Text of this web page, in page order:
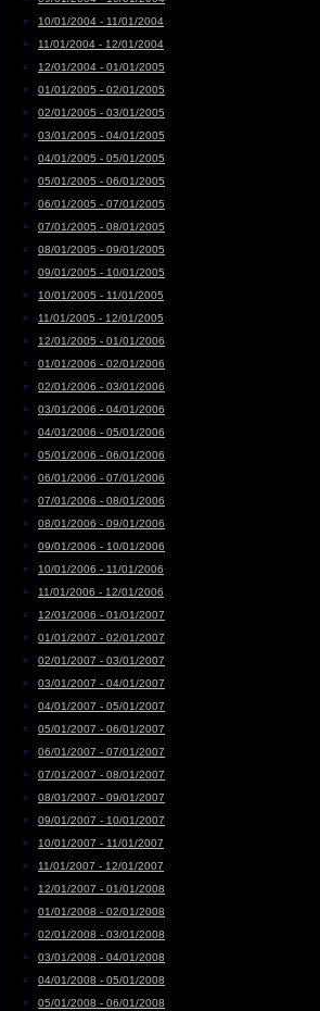
10/01/2004 - 11/01/2004
11/01/2004 - 12/01/2004
12/01/2004 - 01/01/2005
01/01/2005 - 02/01/2005
02/01/2005 - 03/01/2005
03/01/2005 - 04/01/2005
04/01/2005 - 05/01/2005
05/01/2005 - 06/01/2005
06/01/2005 - 07/01/2005
07/01/2005 - 08/01/2005
08/01/2005 - 09/01/2005
09/01/2005 - 10/01/2005
10/01/2005 - 11/01/2005
11/01/2005 - 12/01/2005
12/01/2005 - 01/01/2006
01/01/2006 - 02/01/2006
02/01/2006 - 03/01/2006
03/01/2006 - 04/01/2006
04/01/2006 - 05/01/2006
05/01/2006 - 06/01/2006
06/01/2006 - 07/01/2006
07/01/2006 - 08/01/2006
08/01/2006 - 09/01/2006
09/01/2006 - 10/01/2006
10/01/2006 - 11/01/2006
11/01/2006 - 12/01/2006
12/01/2006 - 01/01/2007
01/01/2007 - 02/01/2007
02/01/2007 - 03/01/2007
03/01/2007 - 04/01/2007
04/01/2007 - 05/01/2007
05/01/2007 - 06/01/2007
06/01/2007 - 07/01/2007
07/01/2007 - 08/01/2007
08/01/2007 - 09/01/2007
09/01/2007 - 10/01/2007
10/01/2007 - 11/01/2007
11/01/2007 - 12/01/2007
12/01/2007 - 01/01/2008
01/01/2008 - 02/01/2008
02/01/2008 - 03/01/2008
03/01/2008 - 04/01/2008
04/01/2008 - 05/01/2008
05/01/2008 - 06/01/2008